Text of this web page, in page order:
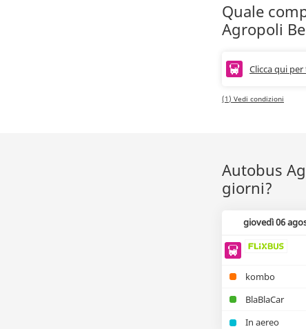
Quale
Agropoli
Clicca qui
(1) Vedi condizioni
Autobus
giorni?
giovedì 06
kombo
BlaBlaCar
In aereo